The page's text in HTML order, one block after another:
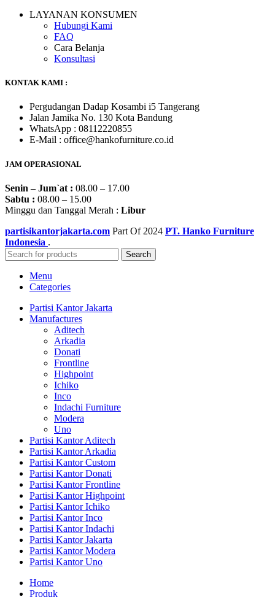
LAYANAN KONSUMEN
Hubungi Kami
FAQ
Cara Belanja
Konsultasi
KONTAK KAMI :
Pergudangan Dadap Kosambi i5 Tangerang
Jalan Jamika No. 130 Kota Bandung
WhatsApp : 08112220855
E-Mail : office@hankofurniture.co.id
JAM OPERASIONAL
Senin – Jum`at : 08.00 – 17.00
Sabtu : 08.00 – 15.00
Minggu dan Tanggal Merah : Libur
partisikantorjakarta.com Part Of 2024 PT. Hanko Furniture
Indonesia .
Search
Menu
Categories
Partisi Kantor Jakarta
Manufactures
Aditech
Arkadia
Donati
Frontline
Highpoint
Ichiko
Inco
Indachi Furniture
Modera
Uno
Partisi Kantor Aditech
Partisi Kantor Arkadia
Partisi Kantor Custom
Partisi Kantor Donati
Partisi Kantor Frontline
Partisi Kantor Highpoint
Partisi Kantor Ichiko
Partisi Kantor Inco
Partisi Kantor Indachi
Partisi Kantor Jakarta
Partisi Kantor Modera
Partisi Kantor Uno
Home
Produk